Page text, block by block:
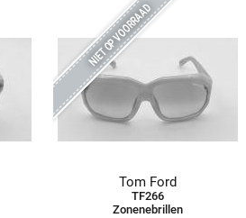
NIET OP VOORRAAD
Tom Ford
TF266
Zonenebrillen